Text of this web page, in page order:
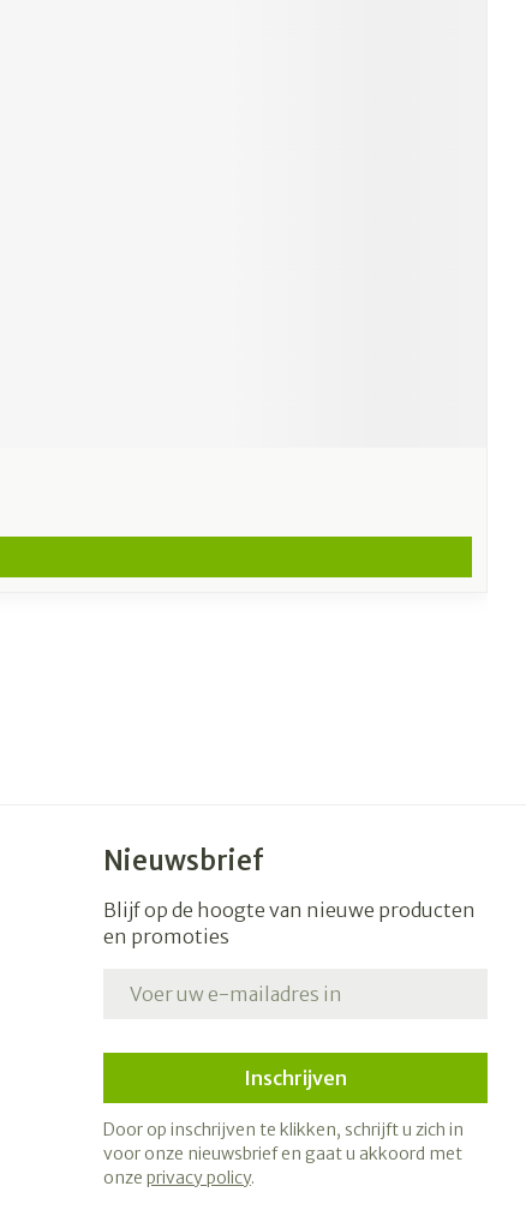
Nieuwsbrief
Blijf op de hoogte van nieuwe producten
en promoties
Inschrijven
Door op inschrijven te klikken, schrijft u zich in
voor onze nieuwsbrief en gaat u akkoord met
onze privacy policy.